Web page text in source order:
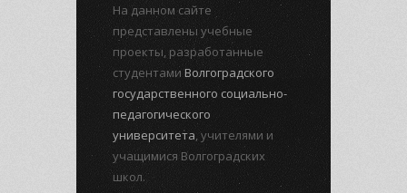
На данном сайте
представлены учебные
проекты, разработанные
студентами Волгоградского
государственного социально-
педагогического
университета, учителями и
учащимися Волгоградских
школ.